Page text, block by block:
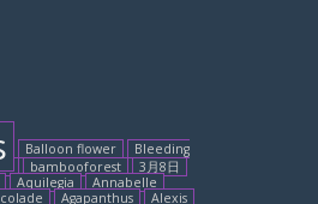
Balloon flower
Bleeding
bambooforest
3月8日
Aquilegia
Annabelle
Agapanthus Alexis